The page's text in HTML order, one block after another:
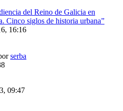
del Reino de Galicia en
Cinco siglos de historia urbana”
16:16
serba
09:47